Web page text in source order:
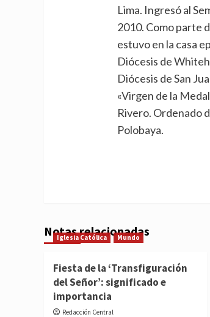
Lima. Ingresó al
2010. Como parte
estuvo en la casa
Diócesis de
Diócesis de San
«Virgen de la
Rivero. Ordenado
Polobaya.
Notas relacionadas
Iglesia Católica Mundo
Fiesta de la ‘Transfiguración
del Señor’: significado e
importancia
Redacción Central